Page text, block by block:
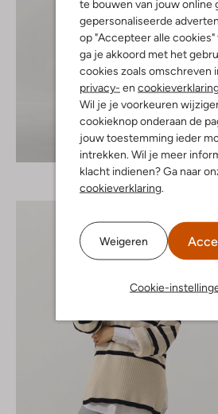
te bouwen van jouw online
gepersonaliseerde
op "Accepteer alle cookies"
ga je akkoord met het
cookies zoals omschreven
privacy- en
Wil je je voorkeuren
cookieknop onderaan de
jouw toestemming ieder
intrekken. Wil je meer
klacht indienen? Ga naar
cookieverklaring.
Weigeren
Cookie-
Ontdek de look